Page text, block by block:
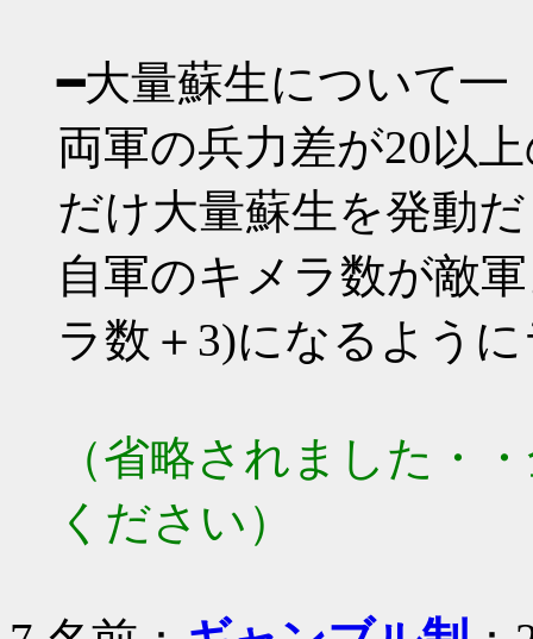
━大量蘇生について━
両軍の兵力差が20以
だけ大量蘇生を発動
自軍のキメラ数が敵
ラ数＋3)になるよう
（省略されました・
ください）